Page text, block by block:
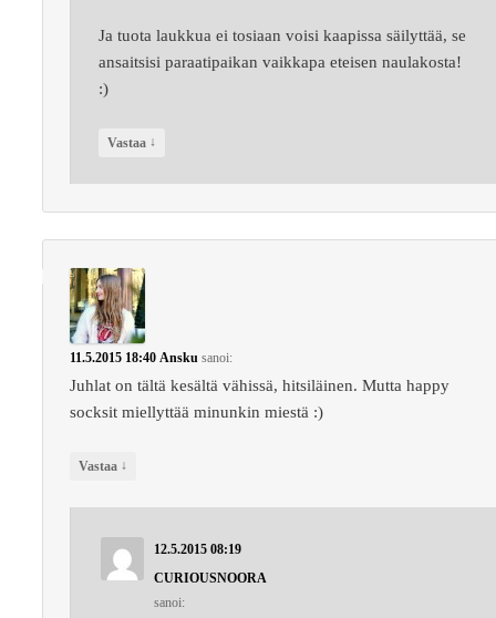
Ja tuota laukkua ei tosiaan voisi kaapissa säilyttää, se
ansaitsisi paraatipaikan vaikkapa eteisen naulakosta!
:)
Vastaa ↓
11.5.2015 18:40 Ansku sanoi:
Juhlat on tältä kesältä vähissä, hitsiläinen. Mutta happy
socksit miellyttää minunkin miestä :)
Vastaa ↓
12.5.2015 08:19
CURIOUSNOORA
sanoi: